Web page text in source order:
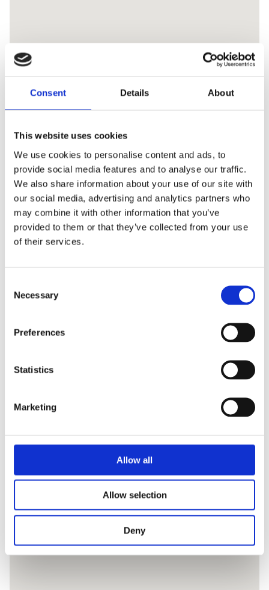
Consent Details About
This website uses cookies
We use cookies to personalise content and ads, to
provide social media features and to analyse our traffic.
We also share information about your use of our site with
our social media, advertising and analytics partners who
may combine it with other information that you’ve
provided to them or that they’ve collected from your use
of their services.
Selection
Necessary
Preferences
Statistics
Marketing
Allow all
Allow selection
Deny